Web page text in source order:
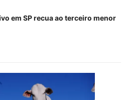
em SP recua ao terceiro menor